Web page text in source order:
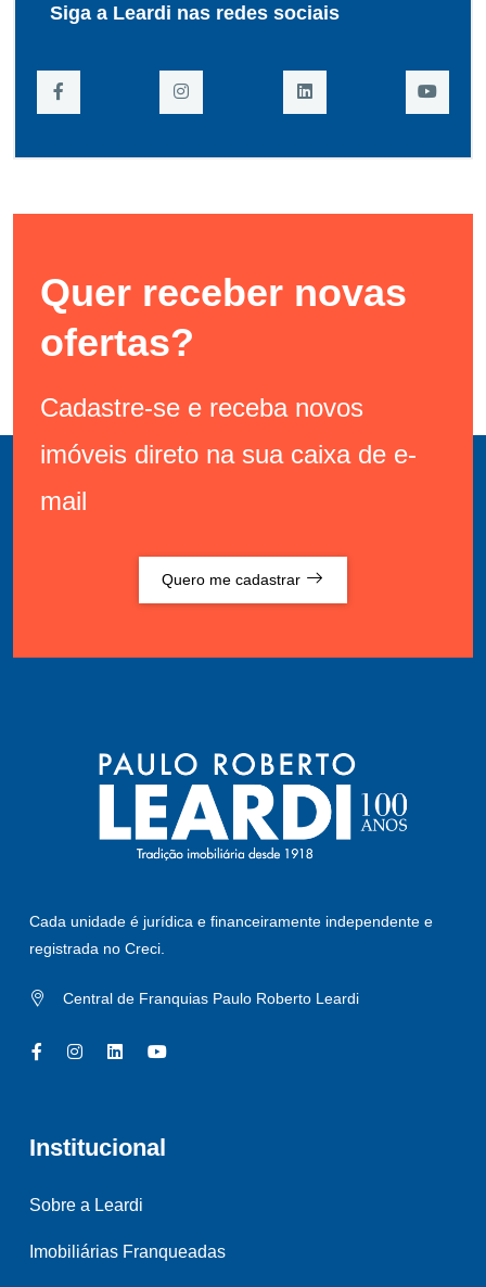
Siga a Leardi nas redes sociais
Quer receber novas
ofertas?
Cadastre-se e receba novos
imóveis direto na sua caixa de e-
mail
Quero me cadastrar
Cada unidade é jurídica e financeiramente independente e
registrada no Creci.
Central de Franquias Paulo Roberto Leardi
Institucional
Sobre a Leardi
Imobiliárias Franqueadas